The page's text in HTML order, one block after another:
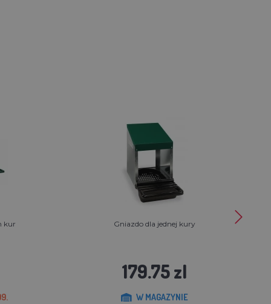
kur Gniazdo dla jednej kury
179.75 zl
W MAGAZYNIE